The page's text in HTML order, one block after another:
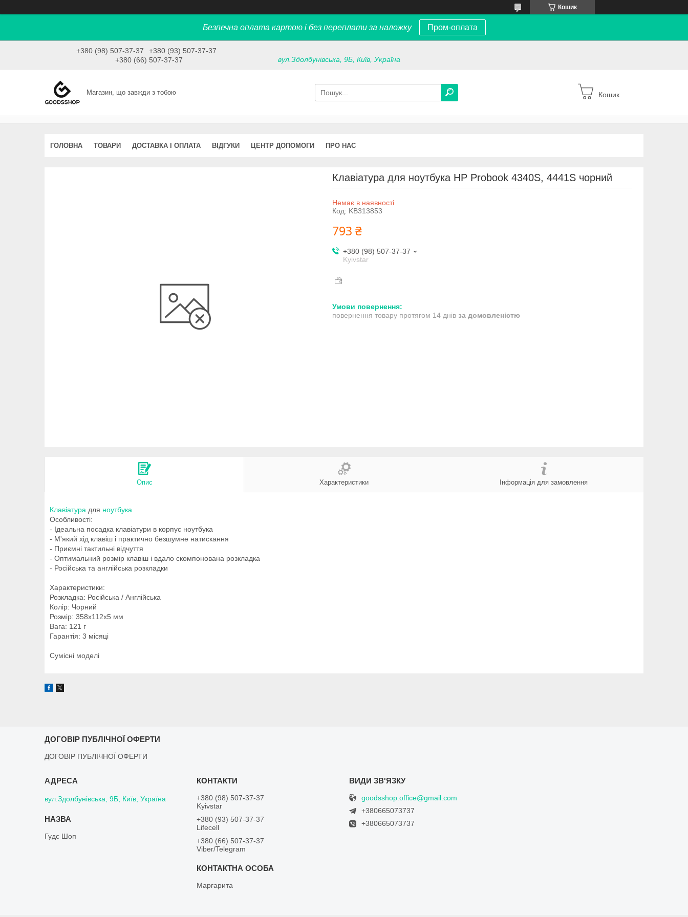
Кошик
Безпечна оплата картою і без переплати за наложку Пром-оплата
+380 (98) 507-37-37
+380 (93) 507-37-37
+380 (66) 507-37-37
вул.Здолбунівська, 9Б, Київ, Україна
Магазин, що завжди з тобою Кошик
ГОЛОВНА ТОВАРИ ДОСТАВКА І ОПЛАТА ВІДГУКИ ЦЕНТР ДОПОМОГИ ПРО НАС
Клавіатура для ноутбука HP Probook 4340S, 4441S чорний
Немає в наявності
Код: KB313853
793 ₴
+380 (98) 507-37-37
Kyivstar
повернення товару протягом 14 днів за домовленістю
Опис Характеристики Інформація для замовлення
Клавіатура для ноутбука
Особливості:
- Ідеальна посадка клавіатури в корпус ноутбука
- М'який хід клавіш і практично безшумне натискання
- Приємні тактильні відчуття
- Оптимальний розмір клавіш і вдало скомпонована розкладка
- Російська та англійська розкладки
Характеристики:
Розкладка: Російська / Англійська
Колір: Чорний
Розмір: 358х112х5 мм
Вага: 121 г
Гарантія: 3 місяці
Сумісні моделі
ДОГОВІР ПУБЛІЧНОЇ ОФЕРТИ
ДОГОВІР ПУБЛІЧНОЇ ОФЕРТИ
вул.Здолбунівська, 9Б, Київ, Україна
Гудс Шоп
+380 (98) 507-37-37
Kyivstar
+380 (93) 507-37-37
Lifecell
+380 (66) 507-37-37
Viber/Telegram
Маргарита
goodsshop.office@gmail.com
+380665073737
+380665073737